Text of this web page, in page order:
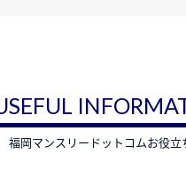
福岡マンスリードットコムお役立